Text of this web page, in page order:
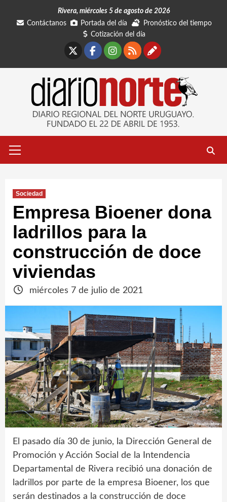
Rivera, miércoles 5 de agosto de 2026
Contáctanos
Portada del día
Pronóstico del tiempo
Cotización del día
Facebook
Instagram
RSSContáctanos
primario
Sociedad
Empresa Bioener dona
ladrillos para la
construcción de doce
viviendas
miércoles 7 de julio de 2021
El pasado día 30 de junio, la Dirección General de
Promoción y Acción Social de la Intendencia
Departamental de Rivera recibió una donación de
ladrillos por parte de la empresa Bioener, los que
serán destinados a la construcción de doce